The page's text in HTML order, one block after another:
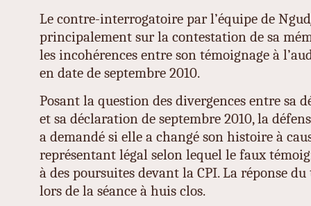
Le contre-interrogatoire par l’équipe de
principalement sur la contestation de sa
les incohérences entre son témoignage à
en date de septembre 2010.
Posant la question des divergences entre sa
et sa déclaration de septembre 2010, la
a demandé si elle a changé son histoire à
représentant légal selon lequel le faux
à des poursuites devant la CPI. La réponse
lors de la séance à huis clos.